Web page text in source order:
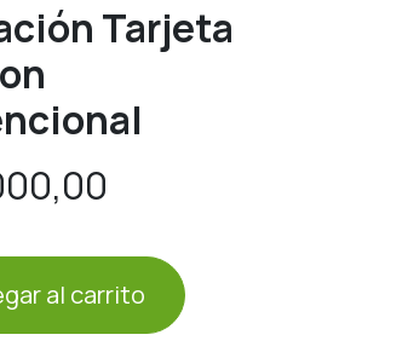
Tarjeta
al carrito